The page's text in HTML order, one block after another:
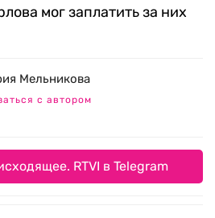
мог заплатить за них
Мельникова
с автором
RTVI в Telegram